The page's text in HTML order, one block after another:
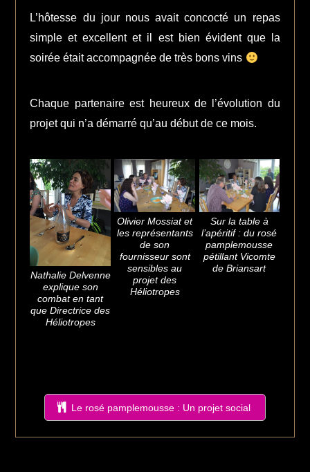
L’hôtesse du jour nous avait concocté un repas
simple et excellent et il est bien évident que la
soirée était accompagnée de très bons vins
Chaque partenaire est heureux de l’évolution du
projet qui n’a démarré qu’au début de ce mois.
Nathalie Delvenne
explique son
combat en tant
que Directrice des
Héliotropes
Olivier Mossiat et
les représentants
de son
fournisseur sont
sensibles au
projet des
Héliotropes
Sur la table à
l’apéritif : du rosé
pamplemousse
pétillant Vicomte
de Briansart
Le rosé pamplemousse : Un projet social